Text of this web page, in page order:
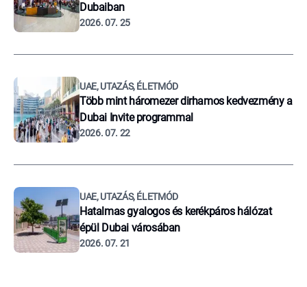
Dubaiban
2026. 07. 25
UAE, UTAZÁS, ÉLETMÓD
Több mint háromezer dirhamos kedvezmény a
Dubai Invite programmal
2026. 07. 22
UAE, UTAZÁS, ÉLETMÓD
Hatalmas gyalogos és kerékpáros hálózat
épül Dubai városában
2026. 07. 21